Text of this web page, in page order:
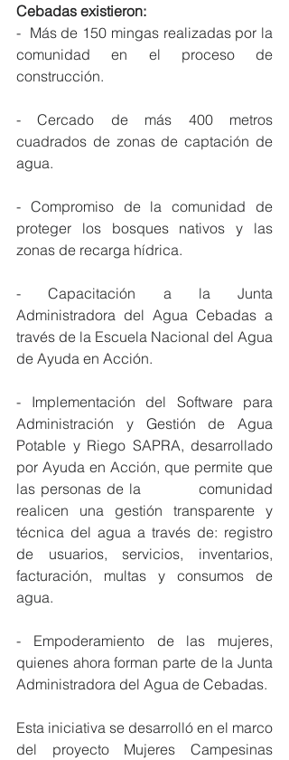
Cebadas existieron:
-  Más de 150 mingas realizadas por la
comunidad en el proceso de
construcción.
- Cercado de más 400 metros
cuadrados de zonas de captación de
agua.
- Compromiso de la comunidad de
proteger los bosques nativos y las
zonas de recarga hídrica.
- Capacitación a la Junta
Administradora del Agua Cebadas a
través de la Escuela Nacional del Agua
de Ayuda en Acción.
- Implementación del Software para
Administración y Gestión de Agua
Potable y Riego SAPRA, desarrollado
por Ayuda en Acción, que permite que
las personas de la           comunidad
realicen una gestión transparente y
técnica del agua a través de: registro
de usuarios, servicios, inventarios,
facturación, multas y consumos de
agua.
- Empoderamiento de las mujeres,
quienes ahora forman parte de la Junta
Administradora del Agua de Cebadas.
Esta iniciativa se desarrolló en el marco
del proyecto Mujeres Campesinas